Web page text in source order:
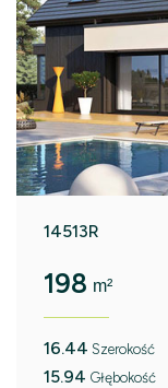
14513R
198 m²
16.44 Szerokość
15.94 Głębokość